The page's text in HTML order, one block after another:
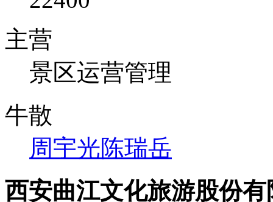
主营
景区运营管理
牛散
周宇光陈瑞岳
西安曲江文化旅游股份有